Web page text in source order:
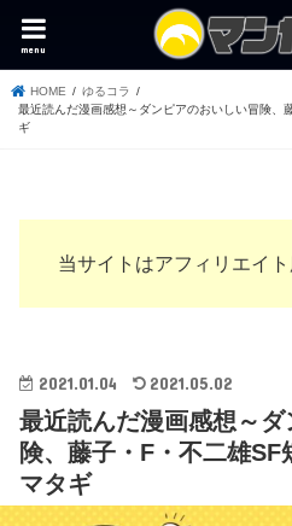
menu
HOME
ゆるコラ
最近読んだ漫画感想～ダンピアのおいしい冒険、
ギ
当サイトはアフィリエイ
2021.01.04 2021.05.02
最近読んだ漫画感想～
険、藤子・F・不二雄
マタギ